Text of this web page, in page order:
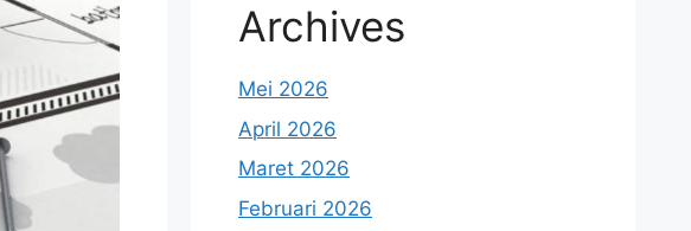
Archives
Mei 2026
April 2026
Maret 2026
Februari 2026